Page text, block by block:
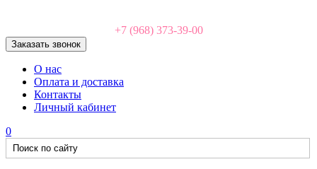
+7 (968) 373-39-00
Заказать звонок
О нас
Оплата и доставка
Контакты
Личный кабинет
0